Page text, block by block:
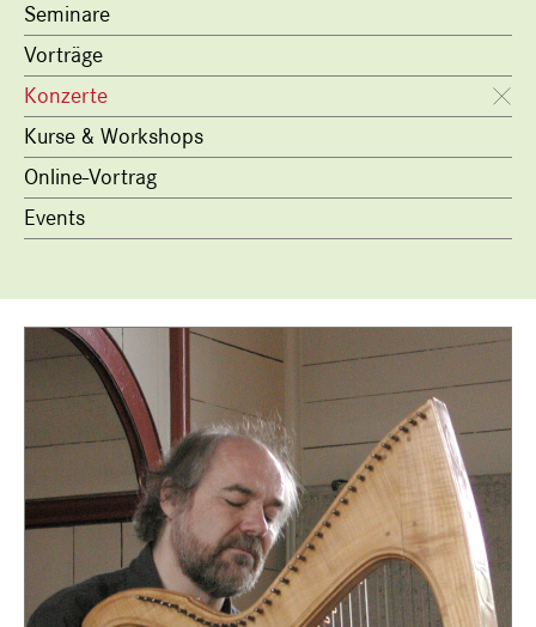
Seminare
Vorträge
Konzerte
Kurse & Workshops
Online-Vortrag
Events